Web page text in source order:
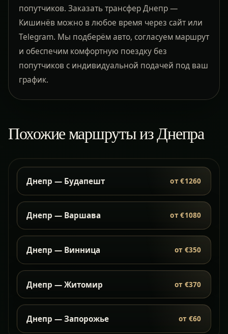
попутчиков. Заказать трансфер Днепр —
Кишинёв можно в любое время через сайт или
Telegram. Мы подберём авто, согласуем маршрут
и обеспечим комфортную поездку без
попутчиков с индивидуальной подачей под ваш
график.
Похожие маршруты из Днепра
Днепр — Будапешт от €1260
Днепр — Варшава от €1080
Днепр — Винница от €350
Днепр — Житомир от €370
Днепр — Запорожье от €60